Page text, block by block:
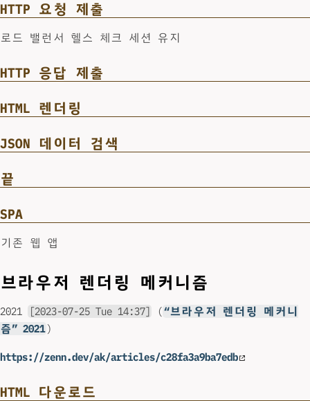
HTTP 요청 제출
로드 밸런서 헬스 체크 세션 유지
HTTP 응답 제출
HTML 렌더링
JSON 데이터 검색
끝
SPA
기존 웹 앱
브라우저 렌더링 메커니즘
2021 [2023-07-25 Tue 14:37] (“브라우저 렌더링 메커니
즘” 2021)
https://zenn.dev/ak/articles/c28fa3a9ba7edb
HTML 다운로드